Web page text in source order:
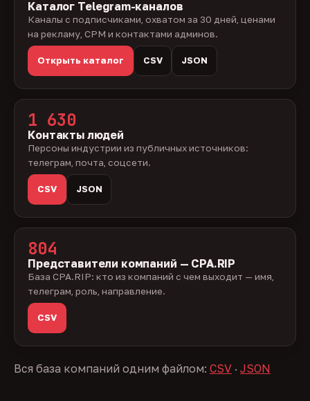
Каталог Telegram-каналов
Каналы с подписчиками, охватом за 30 дней, ценами
на рекламу, CPM и контактами админов.
Открыть каталог CSV JSON
1 630
Контакты людей
Персоны индустрии из публичных источников:
телеграм, почта, соцсети.
CSV JSON
804
Представители компаний — CPA.RIP
База CPA.RIP: кто из компаний с чем выходит — имя,
телеграм, роль, направление.
CSV
Вся база компаний одним файлом: CSV · JSON